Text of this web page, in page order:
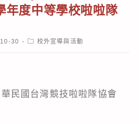
年度中等學校啦啦隊
30
Post校外宣導與活動
民國台灣競技啦啦隊協會